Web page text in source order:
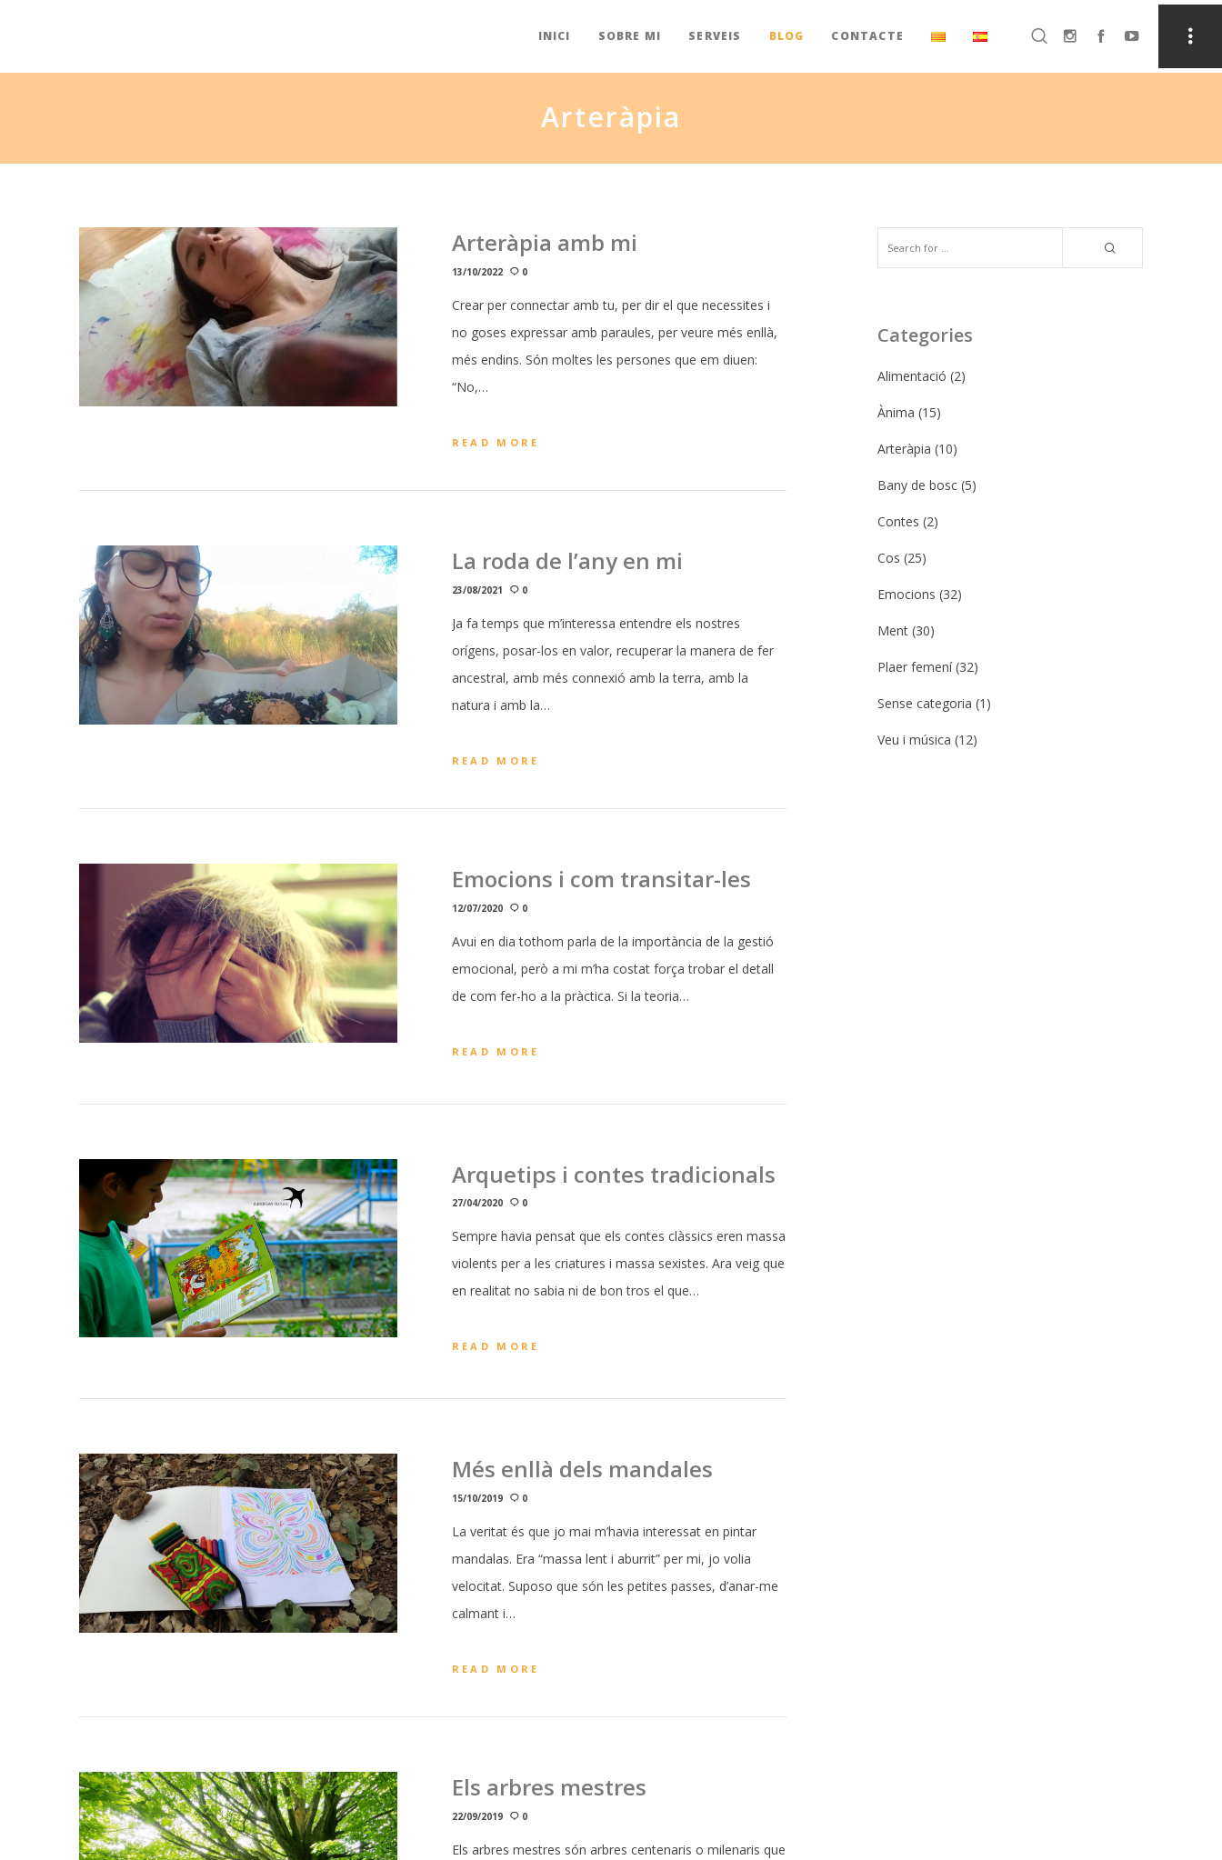
INICI SOBRE MI SERVEIS BLOG CONTACTE
Arteràpia
Arteràpia amb mi
13/10/2022 0
Crear per connectar amb tu, per dir el que necessites i
no goses expressar amb paraules, per veure més enllà,
més endins. Són moltes les persones que em diuen:
“No,…
READ MORE
La roda de l’any en mi
23/08/2021 0
Ja fa temps que m’interessa entendre els nostres
orígens, posar-los en valor, recuperar la manera de fer
ancestral, amb més connexió amb la terra, amb la
natura i amb la…
READ MORE
Emocions i com transitar-les
12/07/2020 0
Avui en dia tothom parla de la importància de la gestió
emocional, però a mi m’ha costat força trobar el detall
de com fer-ho a la pràctica. Si la teoria…
READ MORE
Arquetips i contes tradicionals
27/04/2020 0
Sempre havia pensat que els contes clàssics eren massa
violents per a les criatures i massa sexistes. Ara veig que
en realitat no sabia ni de bon tros el que…
READ MORE
Més enllà dels mandales
15/10/2019 0
La veritat és que jo mai m’havia interessat en pintar
mandalas. Era “massa lent i aburrit” per mi, jo volia
velocitat. Suposo que són les petites passes, d’anar-me
calmant i…
READ MORE
Els arbres mestres
22/09/2019 0
Els arbres mestres són arbres centenaris o milenaris que
Categories
Alimentació (2)
Ànima (15)
Arteràpia (10)
Bany de bosc(5)
Contes (2)
Cos (25)
Emocions (32)
Ment(30)
Plaer femení(32)
Sense categoria (1)
Veu i música (12)